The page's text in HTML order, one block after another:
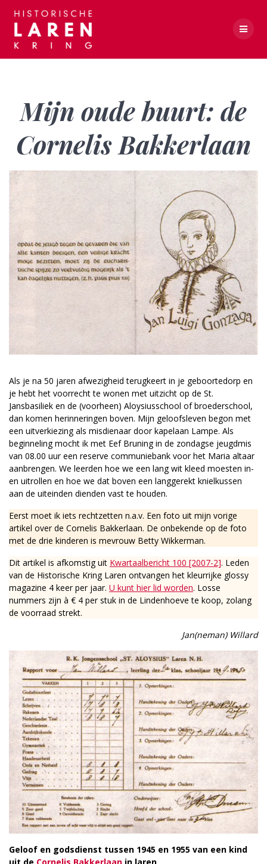
Mijn oude buurt: de
Cornelis Bakkerlaan
Als je na 50 jaren afwezigheid terugkeert in je geboortedorp en
je hebt het voorrecht te wonen met uitzicht op de St.
Jansbasiliek en de (voorheen) Aloysiusschool of broederschool,
dan komen herinneringen boven. Mijn geloofsleven begon met
een uitverkiezing als misdienaar door kapelaan Lampe. Als
beginneling mocht ik met Eef Bruning in de zondagse jeugdmis
van 08.00 uur een reserve communiebank voor het Maria altaar
aanbrengen. We leerden hoe we een lang wit kleed moesten in-
en uitrollen en hoe we dat boven een langgerekt knielkussen
aan de uiteinden dienden vast te houden.
Eerst moet ik iets rechtzetten n.a.v. Een foto uit mijn vorige
artikel over de Cornelis Bakkerlaan. De onbekende op de foto
met de drie kinderen is mevrouw Betty Wikkerman.
Dit artikel is afkomstig uit Kwartaalbericht 100 [2007-2]. Leden
van de Historische Kring Laren ontvangen het kleurrijke glossy
magazine 4 keer per jaar. U kunt hier lid worden. Losse
nummers zijn à € 4 per stuk in de Lindenhoeve te koop, zolang
de voorraad strekt.
Jan(neman) Willard
Geloof en godsdienst tussen 1945 en 1955 van een kind